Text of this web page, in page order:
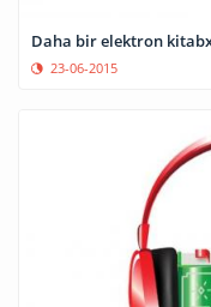
Daha bir elektron
23-06-2015